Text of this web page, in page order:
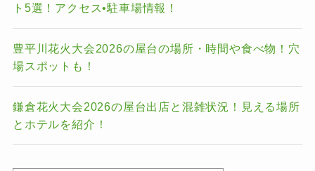
ト5選！アクセス•駐車場情報！
豊平川花火大会2026の屋台の場所・時間や食べ物！穴
場スポットも！
鎌倉花火大会2026の屋台出店と混雑状況！見える場所
とホテルを紹介！